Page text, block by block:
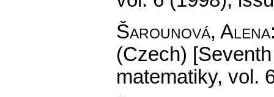
Šarounová, Alena
(Czech)
matematiky, vol.